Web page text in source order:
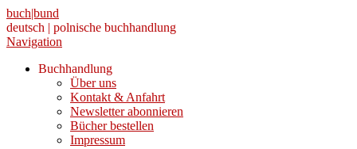
buch|bund
deutsch | polnische buchhandlung
Navigation
Buchhandlung
Über uns
Kontakt & Anfahrt
Newsletter abonnieren
Bücher bestellen
Impressum